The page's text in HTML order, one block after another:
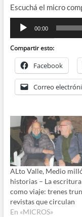
Escuchá el micro
Reproductor
audio
00:00
Compartir esto:
Facebook
Correo
ALto Valle, Medio
historias – La escritura
como viaje: trenes
revistas que circulan
En «MICROS»